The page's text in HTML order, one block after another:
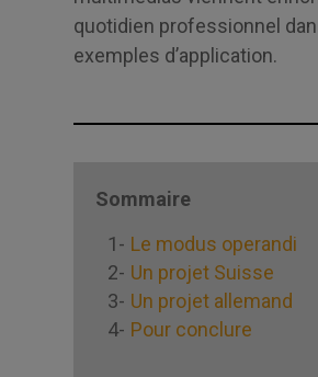
quotidien professionnel
exemples d’application.
Sommaire
Le modus operandi
Un projet Suisse
Un projet allemand
Pour conclure